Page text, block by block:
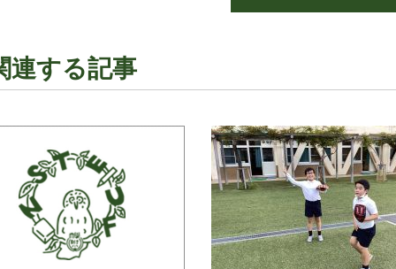
連する記事